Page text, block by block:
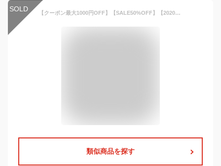
SOLD 【クーポン最大1000円OFF】【SALE50%OFF】【2020S/S】【ネコポス対応】OCEAN&GROUND【オーシャンアンドグラウンド】SIDE POCKET HALF PANTS ショートパンツ【ベビー・キッズ】80〜140cm
類似商品を探す